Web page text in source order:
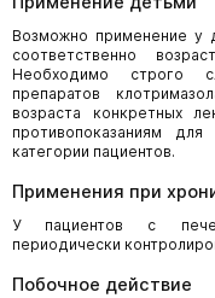
Возможно применение у
соответственно
Необходимо строго
препаратов
возраста конкретных
противопоказаниям
категории пациентов.
Применения при
У пациентов с
периодически
Побочное действие